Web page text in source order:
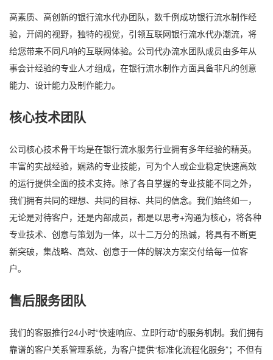
高素质、高创新的银行流水代办团队，数千例成功银行流水制作经
验，开阔的视野，独特的视觉，引领互联网银行流水代办潮流，将
给您带来不同凡响的互联网体验。公司代办流水团队成员由多年从
事会计经验的专业人才组成，在银行流水制作方面具备非凡的创意
能力、设计能力及制作能力。
核心技术团队
公司核心技术骨干均是在银行流水服务行业拥有多年经验的精英。
丰富的实战经验，娴熟的专业技能，可为个人或企业稳定快速高效
的运行提供全面的技术支持。除了各自掌握的专业技能不同之外，
我们拥有共同的理想、共同的目标、共同的信念。我们始终如一，
无论是对待客户，还是内部成员，都是以思考+沟通为核心，将各种
专业技术、创意与策划为一体，以十二万分的热诚，将具有不断更
新突破，集战略、高效、创意于一体的解决方案交付给每一位客
户。
售后服务团队
我们的客服推行24小时“快速响应、立即行动“的服务机制。我们拥有
靠谱的客户关系管理系统，为客户提供“标准化流程化服务”；不但有